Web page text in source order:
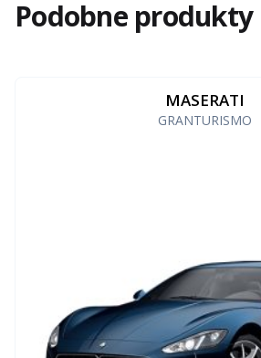
Podobne produkty
MASERATI
GRANTURISMO